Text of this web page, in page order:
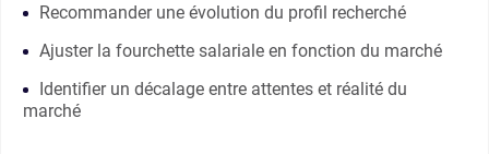
Recommander une évolution du profil recherché
Ajuster la fourchette salariale en fonction du marché
Identifier un décalage entre attentes et réalité du
marché